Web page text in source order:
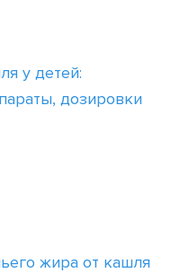
у детей:
дозировки
жира от кашля